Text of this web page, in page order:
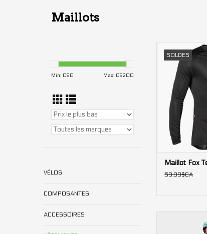
Maillots
Min: C$0 Max: C$200
VÉLOS
COMPOSANTES
ACCESSOIRES
SOLDES
Maillot
Maillot Fox
59,99$CA
Ride One Eye